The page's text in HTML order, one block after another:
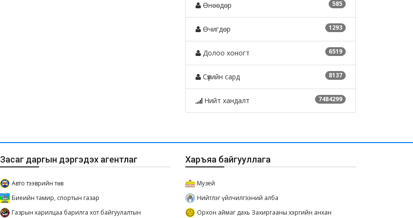
585
Өнөөдөр
1293
Өчигдөр
6519
Долоо хоногт
8137
Сүүлийн сард
7484299
Нийт хандалт
Засаг даргын дэргэдэх агентлаг
Авто тээврийн төв
Биеийн тамир, спортын газар
Газрын харилцаа барилга хот байгуулалтын
Харъяа байгууллага
Музей
Нийтлэг үйлчилгээний алба
Орхон аймаг дахь Захиргааны хэргийн анхан